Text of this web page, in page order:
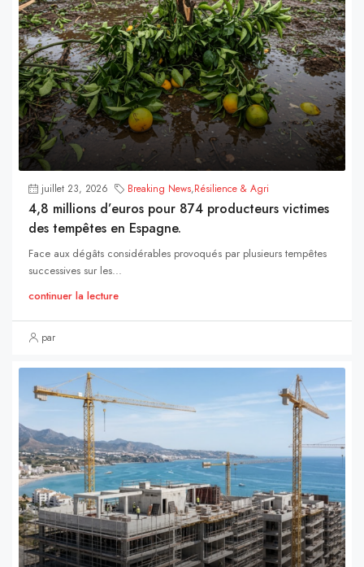
juillet 23, 2026 Breaking News,Résilience & Agri
4,8 millions d’euros pour 874 producteurs victimes
des tempêtes en Espagne.
Face aux dégâts considérables provoqués par plusieurs tempêtes
successives sur les...
continuer la lecture
par